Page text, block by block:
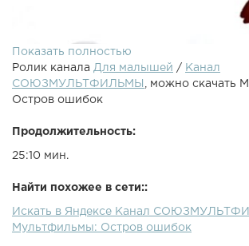
Мультфильмы про школу: Остров
Показать полностью
Ролик канала Для малышей / Канал
СОЮЗМУЛЬТФИЛЬМЫ
, можно скачать
Остров ошибок
Продолжительность:
25:10 мин.
Найти похожее в сети::
Искать в Яндексе Канал
Мультфильмы: Остров ошибок